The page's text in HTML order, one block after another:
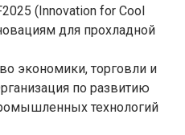
(Innovation for Cool
для прохладной
экономики, торговли и
по развитию
технологий